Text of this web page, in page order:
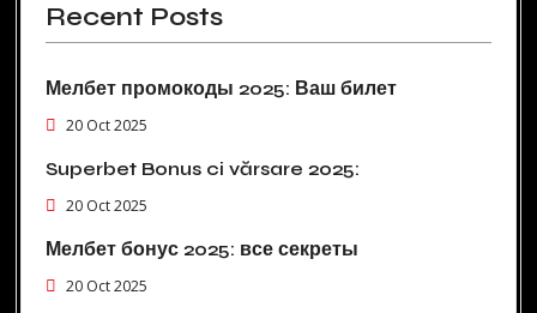
Recent Posts
Мелбет промокоды 2025: Ваш билет
20 Oct 2025
Superbet Bonus ci vărsare 2025:
20 Oct 2025
Мелбет бонус 2025: все секреты
20 Oct 2025